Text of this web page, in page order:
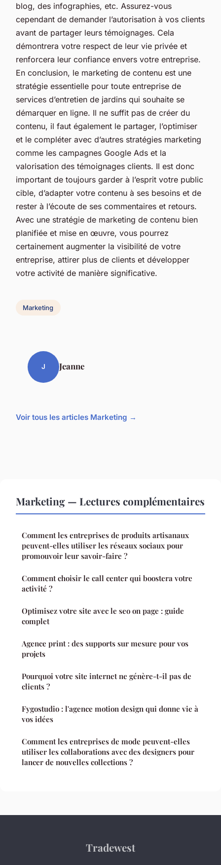
blog, des infographies, etc. Assurez-vous
cependant de demander l’autorisation à vos clients
avant de partager leurs témoignages. Cela
démontrera votre respect de leur vie privée et
renforcera leur confiance envers votre entreprise.
En conclusion, le marketing de contenu est une
stratégie essentielle pour toute entreprise de
services d’entretien de jardins qui souhaite se
démarquer en ligne. Il ne suffit pas de créer du
contenu, il faut également le partager, l’optimiser
et le compléter avec d’autres stratégies marketing
comme les campagnes Google Ads et la
valorisation des témoignages clients. Il est donc
important de toujours garder à l’esprit votre public
cible, d’adapter votre contenu à ses besoins et de
rester à l’écoute de ses commentaires et retours.
Avec une stratégie de marketing de contenu bien
planifiée et mise en œuvre, vous pourrez
certainement augmenter la visibilité de votre
entreprise, attirer plus de clients et développer
votre activité de manière significative.
Marketing
J Jeanne
Voir tous les articles Marketing →
Marketing — Lectures complémentaires
Comment les entreprises de produits artisanaux
peuvent-elles utiliser les réseaux sociaux pour
promouvoir leur savoir-faire ?
Comment choisir le call center qui boostera votre
activité ?
Optimisez votre site avec le seo on page : guide
complet
Agence print : des supports sur mesure pour vos
projets
Pourquoi votre site internet ne génère-t-il pas de
clients ?
Fygostudio : l'agence motion design qui donne vie à
vos idées
Comment les entreprises de mode peuvent-elles
utiliser les collaborations avec des designers pour
lancer de nouvelles collections ?
Tradewest